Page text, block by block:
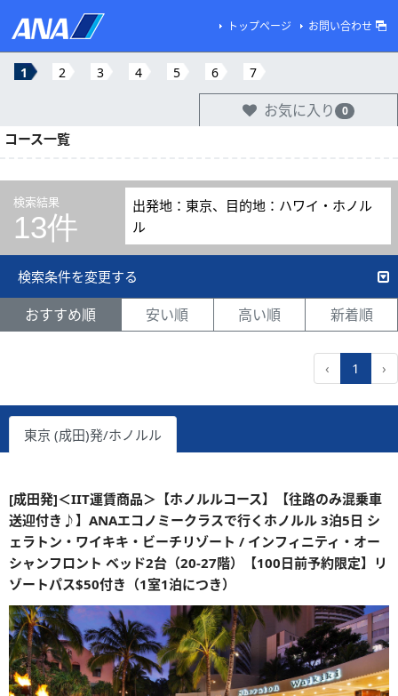
トップページ お問い合わせ
1 2 3 4 5 6 7
お気に入り 0
コース一覧
検索結果
13件
出発地：東京、目的地：ハワイ・ホノル
ル
検索条件を変更する
おすすめ順 安い順 高い順 新着順
‹ 1 ›
東京 (成田)発/ホノルル
[成田発]＜IIT運賃商品＞【ホノルルコース】【往路のみ混乗車
送迎付き♪】ANAエコノミークラスで行くホノルル 3泊5日 シ
ェラトン・ワイキキ・ビーチリゾート / インフィニティ・オー
シャンフロント ベッド2台（20-27階）【100日前予約限定】リ
ゾートパス$50付き（1室1泊につき）